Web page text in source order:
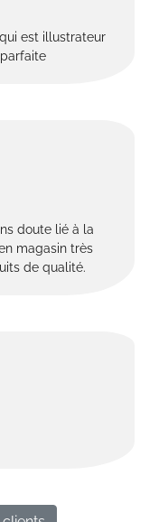
est illustrateur
doute lié à la
magasin très
de qualité.